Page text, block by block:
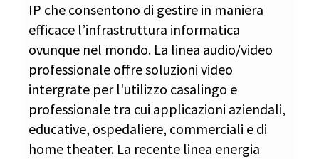
IP che consentono di gestire in maniera
efficace l’infrastruttura informatica
ovunque nel mondo. La linea audio/video
professionale offre soluzioni video
intergrate per l'utilizzo casalingo e
professionale tra cui applicazioni aziendali,
educative, ospedaliere, commerciali e di
home theater. La recente linea energia